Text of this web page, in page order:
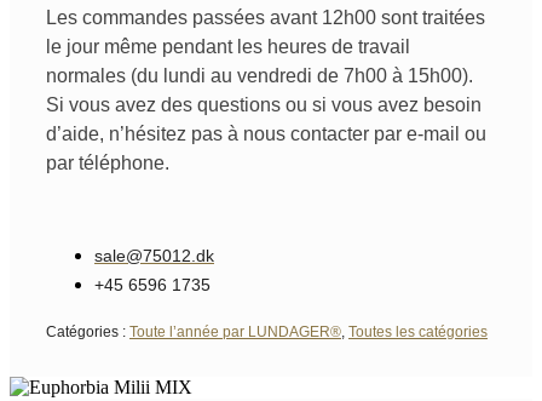
Les commandes passées avant 12h00 sont traitées
le jour même pendant les heures de travail
normales (du lundi au vendredi de 7h00 à 15h00).
Si vous avez des questions ou si vous avez besoin
d’aide, n’hésitez pas à nous contacter par e-mail ou
par téléphone.
sale@75012.dk
+45 6596 1735
Catégories : Toute l’année par LUNDAGER® Toutes les catégories